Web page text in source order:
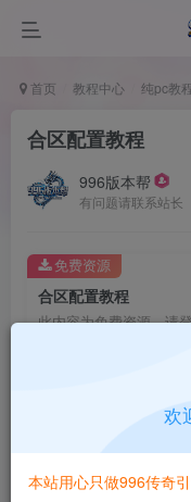
首页 教程中心 纯pc教
合区配置教程
996版本帮
有问题请联系站长
合区配置教程
此内容为免费资源，请
免费资源
欢
本站用心只做996传奇